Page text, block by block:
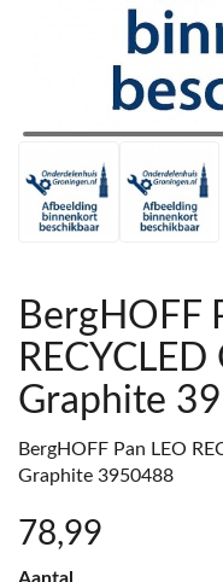
BergHOFF
Graphite
BergHOFF Pan LEO
Graphite 3950488
78,99
Aantal